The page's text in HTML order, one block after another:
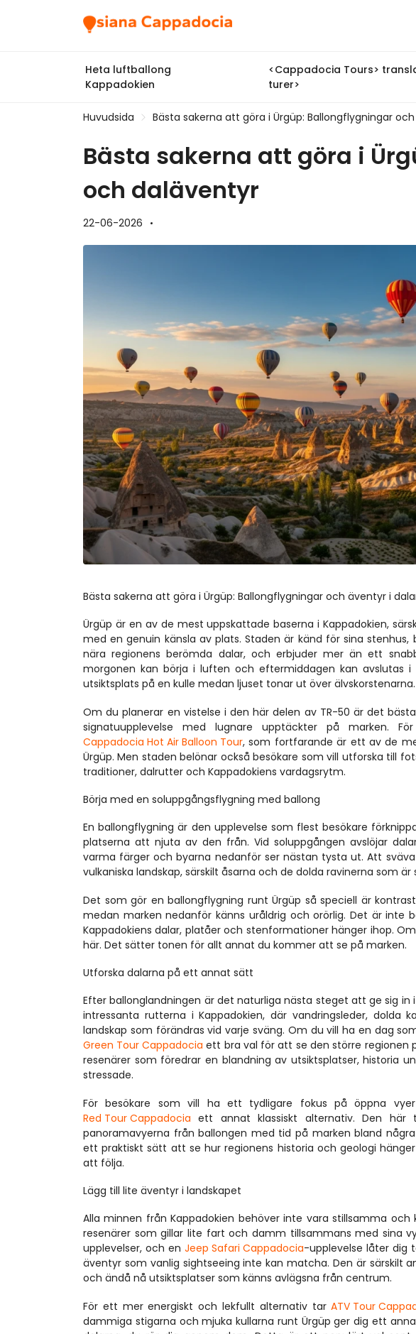
Heta luftballong
Kappadokien
<Cappadocia Tours>
turer>
Huvudsida Bästa sakerna att göra i Ürgüp: Ballongflygningar
Bästa sakerna att göra i
och daläventyr
22-06-2026
Bästa sakerna att göra i Ürgüp: Ballongflygningar och äventyr i
Ürgüp är en av de mest uppskattade baserna i Kappadokien,
med en genuin känsla av plats. Staden är känd för sina
nära regionens berömda dalar, och erbjuder mer än ett
morgonen kan börja i luften och eftermiddagen kan avslutas
utsiktsplats på en kulle medan ljuset tonar ut över älvskorstenarna.
Om du planerar en vistelse i den här delen av TR-50 är det
signatuupplevelse med lugnare upptäckter på marken.
Cappadocia Hot Air Balloon Tour, som fortfarande är ett av de
Ürgüp. Men staden belönar också besökare som vill utforska till
traditioner, dalrutter och Kappadokiens vardagsrytm.
Börja med en soluppgångsflygning med ballong
En ballongflygning är den upplevelse som flest besökare
platserna att njuta av den från. Vid soluppgången avslöjar
varma färger och byarna nedanför ser nästan tysta ut. Att
vulkaniska landskap, särskilt åsarna och de dolda ravinerna som
Det som gör en ballongflygning runt Ürgüp så speciell är
medan marken nedanför känns uråldrig och orörlig. Det är
Kappadokiens dalar, platåer och stenformationer hänger ihop.
här. Det sätter tonen för allt annat du kommer att se på marken.
Utforska dalarna på ett annat sätt
Efter ballonglandningen är det naturliga nästa steget att ge sig in
intressanta rutterna i Kappadokien, där vandringsleder, dolda
landskap som förändras vid varje sväng. Om du vill ha en dag
Green Tour Cappadocia ett bra val för att se den större regionen
resenärer som föredrar en blandning av utsiktsplatser, historia
stressade.
För besökare som vill ha ett tydligare fokus på öppna
Red Tour Cappadocia ett annat klassiskt alternativ. Den
panoramavyerna från ballongen med tid på marken bland
ett praktiskt sätt att se hur regionens historia och geologi
att följa.
Lägg till lite äventyr i landskapet
Alla minnen från Kappadokien behöver inte vara stillsamma
resenärer som gillar lite fart och damm tillsammans med sina
upplevelser, och en Jeep Safari Cappadocia-upplevelse låter dig
äventyr som vanlig sightseeing inte kan matcha. Den är särskilt
och ändå nå utsiktsplatser som känns avlägsna från centrum.
För ett mer energiskt och lekfullt alternativ tar ATV Tour
dammiga stigarna och mjuka kullarna runt Ürgüp ger dig ett